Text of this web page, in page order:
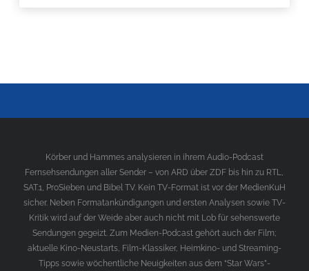
Körber und Hammes analysieren in ihrem Audio-Podcast
Fernsehsendungen aller Sender – von ARD über ZDF bis hin zu RTL,
SAT.1, ProSieben und Bibel TV. Kein TV-Format ist vor der MedienKuH
sicher. Neben Formatankündigungen und ersten Analysen sowie TV-
Kritik wird auf der Weide aber auch nicht mit Lob für sehenswerte
Sendungen gegeizt. Zum Medien-Podcast gehört auch der Film;
aktuelle Kino-Neustarts, Film-Klassiker, Heimkino- und Streaming-
Tipps sowie wöchentliche Neuigkeiten aus dem “Star Wars”-